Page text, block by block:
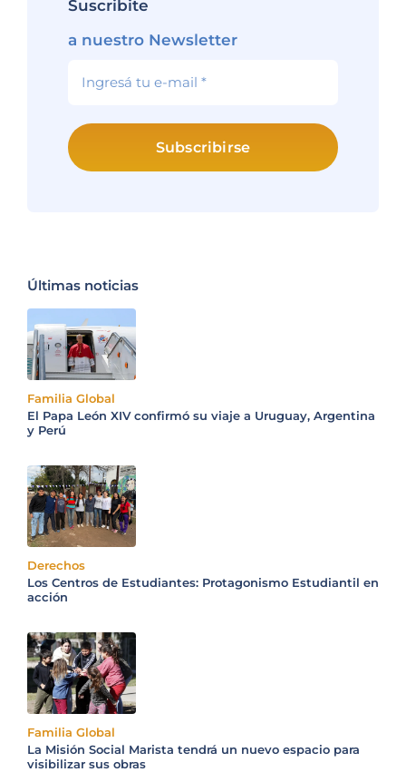
Suscribite
a nuestro Newsletter
Subscribirse
Últimas noticias
Familia Global
El Papa León XIV confirmó su viaje a Uruguay, Argentina
y Perú
Derechos
Los Centros de Estudiantes: Protagonismo Estudiantil en
acción
Familia Global
La Misión Social Marista tendrá un nuevo espacio para
visibilizar sus obras